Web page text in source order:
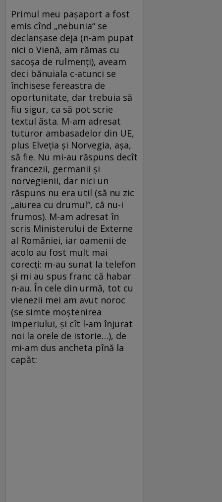
Primul meu pașaport a fost
emis cînd „nebunia“ se
declanșase deja (n-am pupat
nici o Vienă, am rămas cu
sacoșa de rulmenți), aveam
deci bănuiala c-atunci se
închisese fereastra de
oportunitate, dar trebuia să
fiu sigur, ca să pot scrie
textul ăsta. M-am adresat
tuturor ambasadelor din UE,
plus Elveția și Norvegia, așa,
să fie. Nu mi-au răspuns decît
francezii, germanii și
norvegienii, dar nici un
răspuns nu era util (să nu zic
„aiurea cu drumul“, că nu-i
frumos). M-am adresat în
scris Ministerului de Externe
al României, iar oamenii de
acolo au fost mult mai
corecți: m-au sunat la telefon
și mi au spus franc că habar
n-au. În cele din urmă, tot cu
vienezii mei am avut noroc
(se simte moștenirea
Imperiului, și cît l-am înjurat
noi la orele de istorie…), de
mi-am dus ancheta pînă la
capăt: